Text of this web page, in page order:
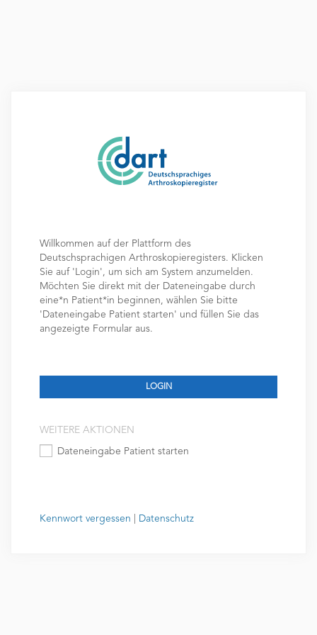
Willkommen auf der Plattform des
Deutschsprachigen Arthroskopieregisters. Klicken
Sie auf 'Login', um sich am System anzumelden.
Möchten Sie direkt mit der Dateneingabe durch
eine*n Patient*in beginnen, wählen Sie bitte
'Dateneingabe Patient starten' und füllen Sie das
angezeigte Formular aus.
WEITERE AKTIONEN
Dateneingabe Patient starten
Kennwort vergessen Datenschutz